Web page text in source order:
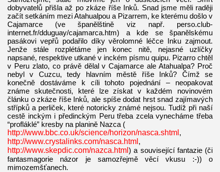
dobyvatelů přišla až po zkáze říše Inků. Snad jsme měli raději
začít setkáním mezi Atahualpou a Pizarrem, ke kterému došlo v
Cajamarce (ve španělštině viz např. perso.club-
internet.fr/dduguay/cajamarca.htm) a kde se španělskému
pasákovi vepřů podařilo díky věrolomné léčce Inku zajmout.
Jenže stále rozplétáme jen konec nitě, nejasné uzlíčky
napsané, respektive utkané v inckém písmu quipu. Pizarro chtěl
v Peru zlato, co právě dělal v Cajamarce ale Atahualpa? Proč
nebyl v Cuzcu, tedy hlavním městě říše Inků? Čímž se
konečně dostáváme k cíli tohoto pojednání – neopakovat
známe skutečnosti, které lze získat v každém novinovém
článku o zkáze říše Inků, ale spíše dodat hrst snad zajímavých
střípků a perliček, které notoricky známé nejsou. Tudíž při naší
cestě inckým i předinckým Peru třeba zcela vynecháme třeba
“profláklé” kresby na planině Nazca (
http://www.bbc.co.uk/science/horizon/nasca.shtml ,
http://www.crystalinks.com/nasca.html ,
http://www.skepdic.com/nazca.html ) a související fantazie (či
fantasmagorie názor je samozřejmě věcí vkusu :-)) o
mimozemšťanech.